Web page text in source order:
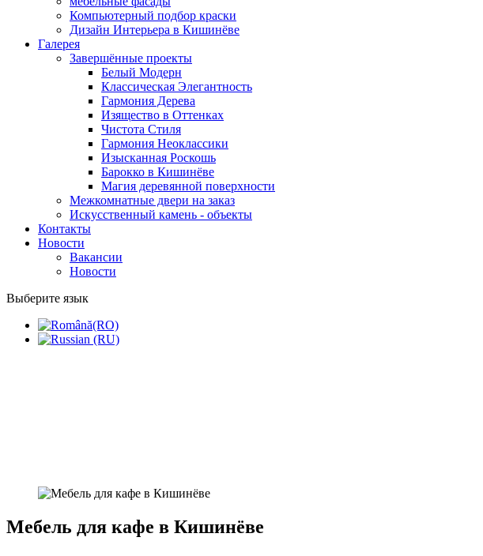
Компьютерный подбор краски
Дизайн Интерьера в Кишинёве
Галерея
Завершённые проекты
Белый Модерн
Классическая Элегантность
Гармония Дерева
Изящество в Оттенках
Чистота Стиля
Гармония Неоклассики
Изысканная Роскошь
Барокко в Кишинёве
Магия деревянной поверхности
Межкомнатные двери на заказ
Искусственный камень - объекты
Контакты
Новости
Вакансии
Новости
Выберите язык
Мебель для кафе в Кишинёве